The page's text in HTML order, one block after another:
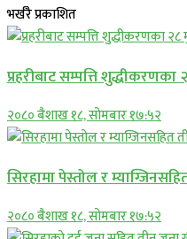
भर्खरै प्रकाशित
प्रहरीबाट सम्पत्ति
२०८० बैशाख १८, सोमबार १७:५२
सिरहामा पेस्तोल र
२०८० बैशाख १८, सोमबार १७:५२